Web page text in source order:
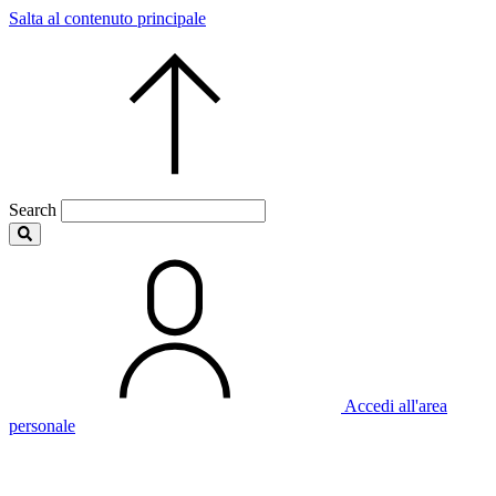
Salta al contenuto principale
Search
Accedi all'area
personale